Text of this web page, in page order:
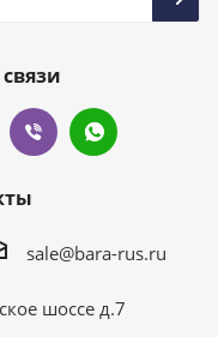
sale@bara-rus.ru
шоссе д.7